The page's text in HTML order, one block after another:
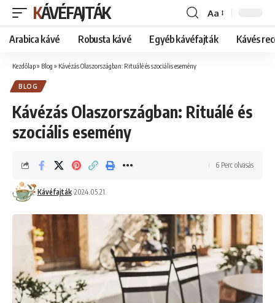
KÁVÉFAJTÁK
Font
Resizer
Aa
Arabica kávé Robusta kávé Egyéb kávéfajták Kávés
Kezdőlap» Blog » Kávézás Olaszországban: Rituálé és szociális esemény
BLOG
Kávézás Olaszországban: Rituálé és
szociális esemény
Kávéfajták 2024.05.21.
6 Perc olvasás